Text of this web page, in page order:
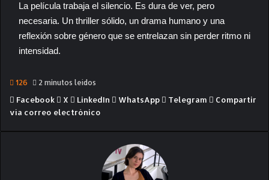
La película trabaja el silencio. Es dura de ver, pero
necesaria. Un thriller sólido, un drama humano y una
reflexión sobre género que se entrelazan sin perder ritmo ni
intensidad.
126 2 minutos leídos
Facebook X LinkedIn WhatsApp Telegram
Compartir
vía correo electrónico